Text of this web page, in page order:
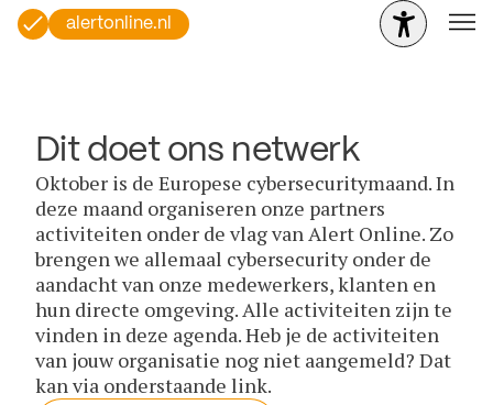
alertonline.nl
Dit doet ons netwerk
Oktober is de Europese cybersecuritymaand. In
deze maand organiseren onze partners
activiteiten onder de vlag van Alert Online. Zo
brengen we allemaal cybersecurity onder de
aandacht van onze medewerkers, klanten en
hun directe omgeving. Alle activiteiten zijn te
vinden in deze agenda. Heb je de activiteiten
van jouw organisatie nog niet aangemeld? Dat
kan via onderstaande link.